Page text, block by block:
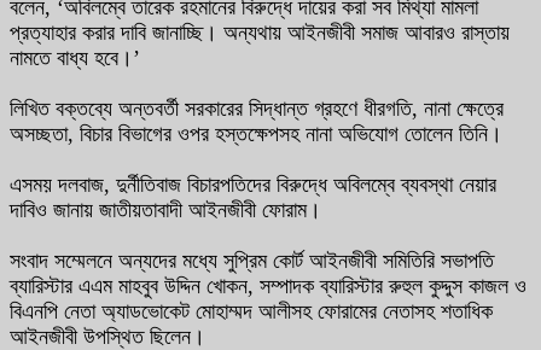
বলেন, ‘অবিলম্বে তারেক রহমানের বিরুদ্ধে দায়ের করা সব মিথ্যা মামলা
প্রত্যাহার করার দাবি জানাচ্ছি। অন্যথায় আইনজীবী সমাজ আবারও রাস্তায়
নামতে বাধ্য হবে।’
লিখিত বক্তব্যে অন্তবর্তী সরকারের সিদ্ধান্ত গ্রহণে ধীরগতি, নানা ক্ষেত্রে
অসচ্ছতা, বিচার বিভাগের ওপর হস্তক্ষেপসহ নানা অভিযোগ তোলেন তিনি।
এসময় দলবাজ, দুর্নীতিবাজ বিচারপতিদের বিরুদ্ধে অবিলম্বে ব্যবস্থা নেয়ার
দাবিও জানায় জাতীয়তাবাদী আইনজীবী ফোরাম।
সংবাদ সম্মেলনে অন্যদের মধ্যে সুপ্রিম কোর্ট আইনজীবী সমিতিরি সভাপতি
ব্যারিস্টার এএম মাহবুব উদ্দিন খোকন, সম্পাদক ব্যারিস্টার রুহুল কুদ্দুস কাজল ও
বিএনপি নেতা অ্যাডভোকেট মোহাম্মদ আলীসহ ফোরামের নেতাসহ শতাধিক
আইনজীবী উপস্থিত ছিলেন।